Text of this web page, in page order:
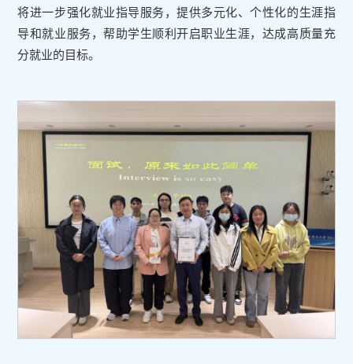
将进一步强化就业指导服务，提供多元化、个性化的生涯指
导和就业服务，帮助学生顺利开启职业生涯，达成高质量充
分就业的目标。